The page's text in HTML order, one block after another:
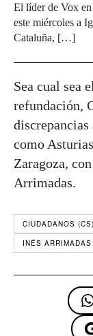
El líder de Vox en
este miércoles a
Cataluña, […]
Sea cual sea
refundación,
como
Zaragoza,
Arrimadas.
CIUDADANOS (CS)
INÉS ARRIMADAS